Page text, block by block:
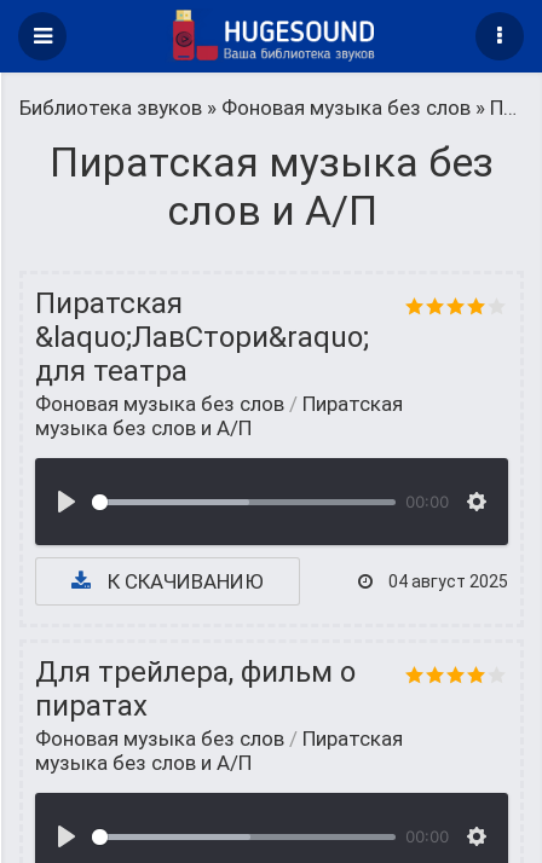
Библиотека звуков » Фоновая музыка без слов » Пиратская музыка без слов и А/П
Пиратская музыка без
слов и А/П
Пиратская
&laquo;ЛавСтори&raquo;
для театра
Фоновая музыка без слов / Пиратская
музыка без слов и А/П
00:00
К СКАЧИВАНИЮ 04 август 2025
Для трейлера, фильм о
пиратах
Фоновая музыка без слов / Пиратская
музыка без слов и А/П
00:00